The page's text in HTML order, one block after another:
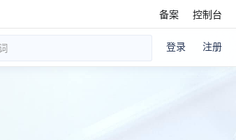
备案 控制台
登录 注册